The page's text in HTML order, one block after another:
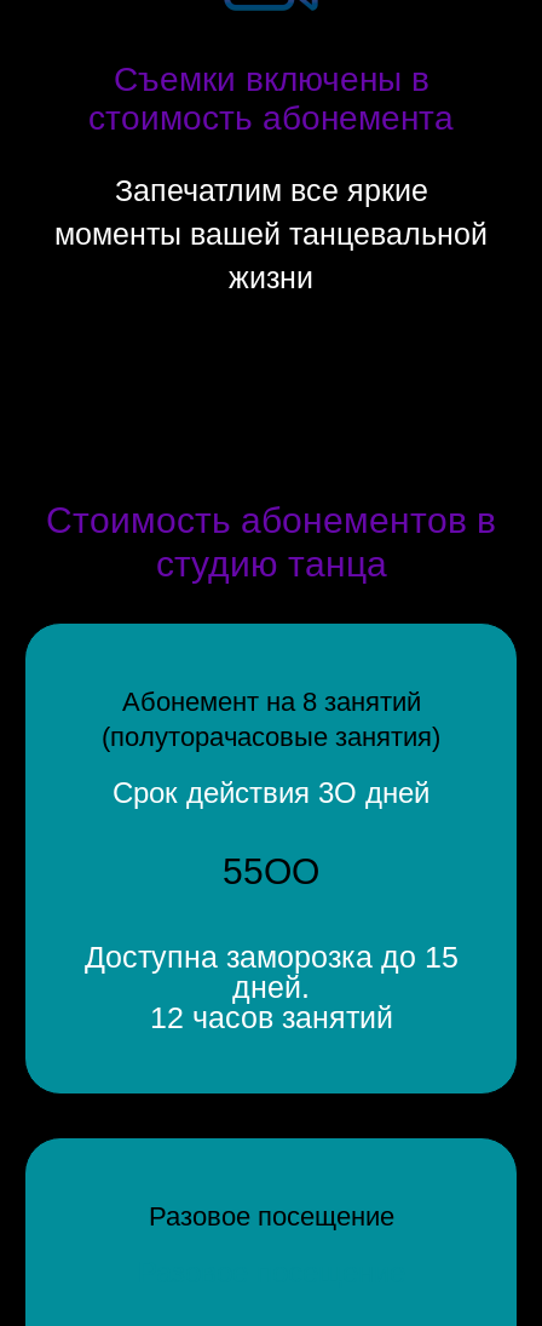
Съемки включены в
стоимость абонемента
Запечатлим все яркие
моменты вашей танцевальной
жизни
Стоимость абонементов в
студию танца
Абонемент на 8 занятий
(полуторачасовые занятия)
Срок действия 3О дней
55ОО
Доступна заморозка до 15
дней.
12 часов занятий
Разовое посещение